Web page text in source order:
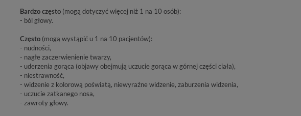
Bardzo często (mogą dotyczyć więcej niż 1 na 10 osób):
- ból głowy.
Często (mogą wystąpić u 1 na 10 pacjentów):
- nudności,
- nagłe zaczerwienienie twarzy,
- uderzenia gorąca (objawy obejmują uczucie gorąca w górnej części ciała),
- niestrawność,
- widzenie z kolorową poświatą, niewyraźne widzenie, zaburzenia widzenia,
- uczucie zatkanego nosa,
- zawroty głowy.